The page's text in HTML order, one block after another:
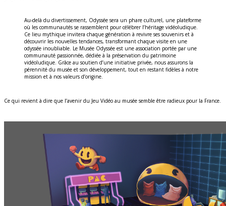
Au-delà du divertissement, Odyssée sera un phare culturel, une plateforme
où les communautés se rassemblent pour célébrer l’héritage vidéoludique.
Ce lieu mythique invitera chaque génération à revivre ses souvenirs et à
découvrir les nouvelles tendances, transformant chaque visite en une
odyssée inoubliable. Le Musée Odyssée est une association portée par une
communauté passionnée, dédiée à la préservation du patrimoine
vidéoludique. Grâce au soutien d’une initiative privée, nous assurons la
pérennité du musée et son développement, tout en restant fidèles à notre
mission et à nos valeurs d’origine.
Ce qui revient à dire que l’avenir du Jeu Vidéo au musée semble être radieux pour la France.